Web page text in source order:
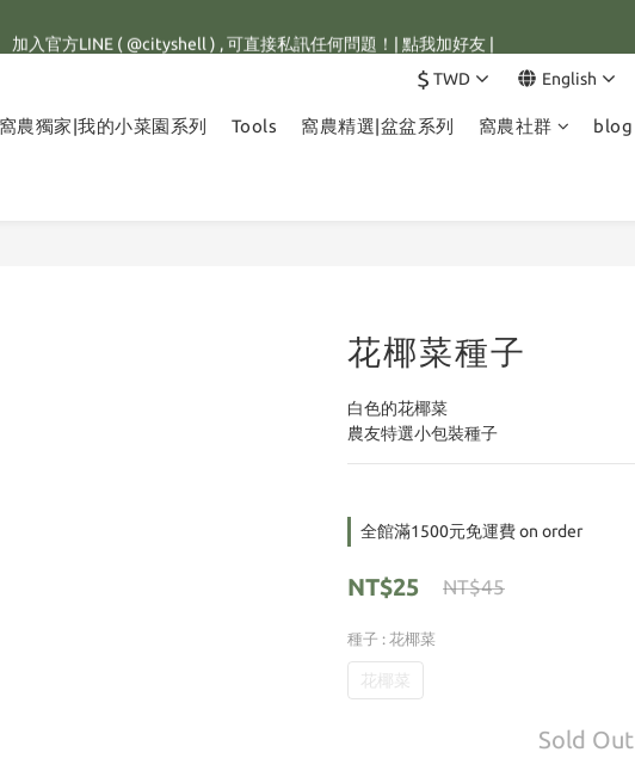
重量限制，超重訂單會進行拆單程序，並多增收65元拆單費用，謝謝配合😊
1500元，訂單即享免運優惠，新註冊會員，還可立即獲得25元購物金💰
$ TWD English
窩農獨家|我的小菜園系列 Tools 窩農精選|盆盆系列 窩農社群 blog
花椰菜種子
白色的花椰菜
農友特選小包裝種子
全館滿1500元免運費 on order
NT$25 NT$45
種子 : 花椰菜
花椰菜
Sold Out